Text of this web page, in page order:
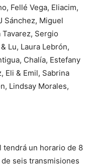
Fellé Vega, Eliacim,
Sánchez, Miguel
Sergio
Lu, Laura Lebrón,
Chalía, Estefany
Eli & Emil, Sabrina
Lindsay Morales,
tendrá un horario de 8
seis transmisiones